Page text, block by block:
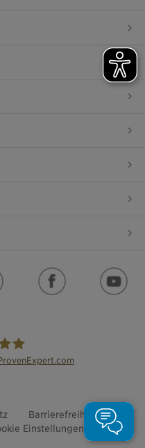
Barrierefreiheit
Einstellungen